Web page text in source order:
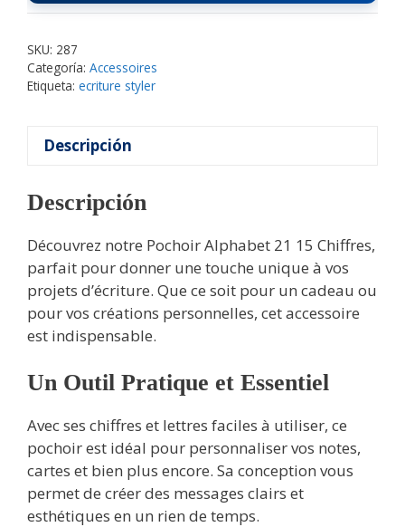
SKU: 287
Categoría: Accessoires
Etiqueta: ecriture styler
Descripción
Descripción
Découvrez notre Pochoir Alphabet 21 15 Chiffres,
parfait pour donner une touche unique à vos
projets d’écriture. Que ce soit pour un cadeau ou
pour vos créations personnelles, cet accessoire
est indispensable.
Un Outil Pratique et Essentiel
Avec ses chiffres et lettres faciles à utiliser, ce
pochoir est idéal pour personnaliser vos notes,
cartes et bien plus encore. Sa conception vous
permet de créer des messages clairs et
esthétiques en un rien de temps.